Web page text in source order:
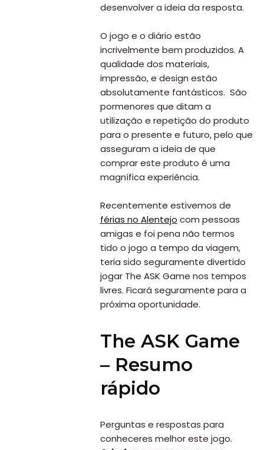
Viajar
Onde
Lifestyle
Restaurantes
Praias
Paradisíacas
Swimwear
Água
&
Bronzeado
Sun7
–
Quem
desenvolver a ideia da resposta.
O jogo e o diário estão
incrivelmente bem produzidos. A
qualidade dos materiais,
impressão, e design estão
absolutamente fantásticos. São
pormenores que ditam a
utilização e repetição do produto
para o presente e futuro, pelo que
asseguram a ideia de que
comprar este produto é uma
magnífica experiência.
Recentemente estivemos de
férias no Alentejo com pessoas
amigas e foi pena não termos
tido o jogo a tempo da viagem,
teria sido seguramente divertido
jogar The ASK Game nos tempos
livres. Ficará seguramente para a
próxima oportunidade.
The ASK Game
– Resumo
rápido
Perguntas e respostas para
conheceres melhor este jogo.